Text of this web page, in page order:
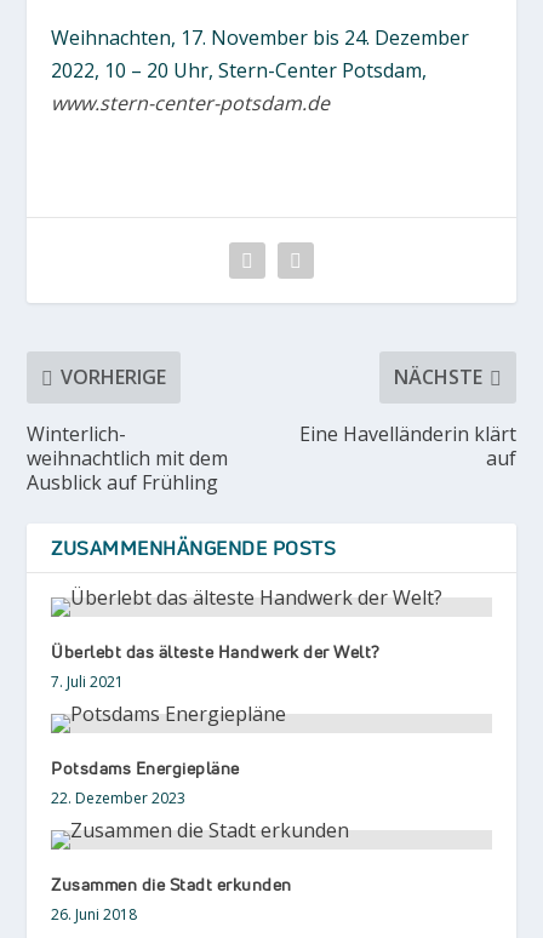
Weihnachten, 17. November bis 24. Dezember
2022, 10 – 20 Uhr, Stern-Center Potsdam,
www.stern-center-potsdam.de
VORHERIGE
Winterlich-
weihnachtlich mit dem
Ausblick auf Frühling
NÄCHSTE
Eine Havelländerin klärt
auf
ZUSAMMENHÄNGENDE POSTS
Überlebt das älteste Handwerk der Welt?
7. Juli 2021
Potsdams Energiepläne
22. Dezember 2023
Zusammen die Stadt erkunden
26. Juni 2018